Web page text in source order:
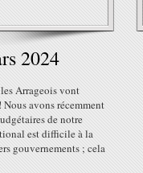
2024
Arrageois vont
avons récemment
de notre
est difficile à la
gouvernements ; cela